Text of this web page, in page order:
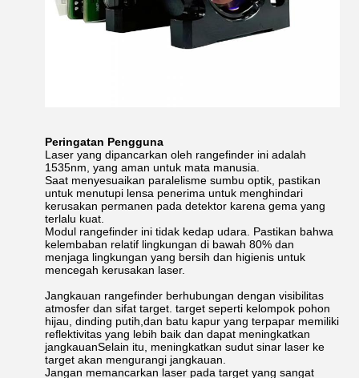
Peringatan Pengguna
Laser yang dipancarkan oleh rangefinder ini adalah
1535nm, yang aman untuk mata manusia.
Saat menyesuaikan paralelisme sumbu optik, pastikan
untuk menutupi lensa penerima untuk menghindari
kerusakan permanen pada detektor karena gema yang
terlalu kuat.
Modul rangefinder ini tidak kedap udara. Pastikan bahwa
kelembaban relatif lingkungan di bawah 80% dan
menjaga lingkungan yang bersih dan higienis untuk
mencegah kerusakan laser.
Jangkauan rangefinder berhubungan dengan visibilitas
atmosfer dan sifat target. target seperti kelompok pohon
hijau, dinding putih,dan batu kapur yang terpapar memiliki
reflektivitas yang lebih baik dan dapat meningkatkan
jangkauanSelain itu, meningkatkan sudut sinar laser ke
target akan mengurangi jangkauan.
Jangan memancarkan laser pada target yang sangat